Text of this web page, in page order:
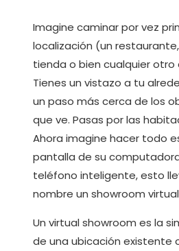
Imagine caminar por vez
localización (un
tienda o bien cualquier otro
Tienes un vistazo a tu
un paso más cerca de los
que ve. Pasas por las
Ahora imagine hacer todo
pantalla de su
teléfono inteligente, esto
nombre un showroom
Un virtual showroom es la
de una ubicación existente